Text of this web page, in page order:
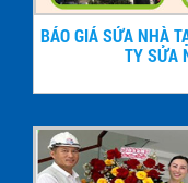
BÁO GIÁ SỬA NHÀ
TY SỬA